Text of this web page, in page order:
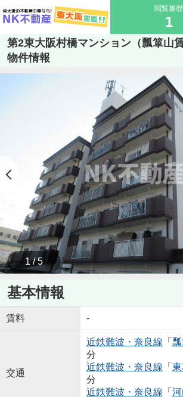
閲覧履歴
1
第2東大阪村橋マンション（瓢箪山
物件情報
1 / 5
基本情報
賃料 -
交通
近鉄難波・奈良線 「
分
近鉄難波・奈良線 「 東
分
近鉄難波・奈良線 「